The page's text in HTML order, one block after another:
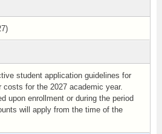
student application guidelines for
costs for the 2027 academic year.
upon enrollment or during the period
will apply from the time of the